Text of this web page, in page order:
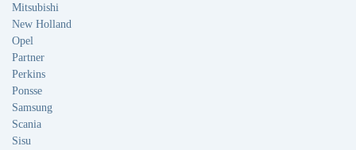
Mitsubishi
New Holland
Opel
Partner
Perkins
Ponsse
Samsung
Scania
Sisu